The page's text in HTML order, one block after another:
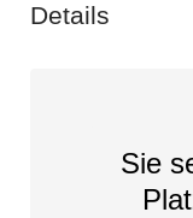
Details
Sie